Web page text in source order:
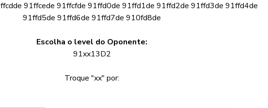
91ffcede 91ffcfde 91ffd0de 91ffd1de 91ffd2de 91ffd3de 91ffd4de
91ffd5de 91ffd6de 91ffd7de 910fd8de
Escolha o level do Oponente:
91xx13D2
Troque "xx" por: